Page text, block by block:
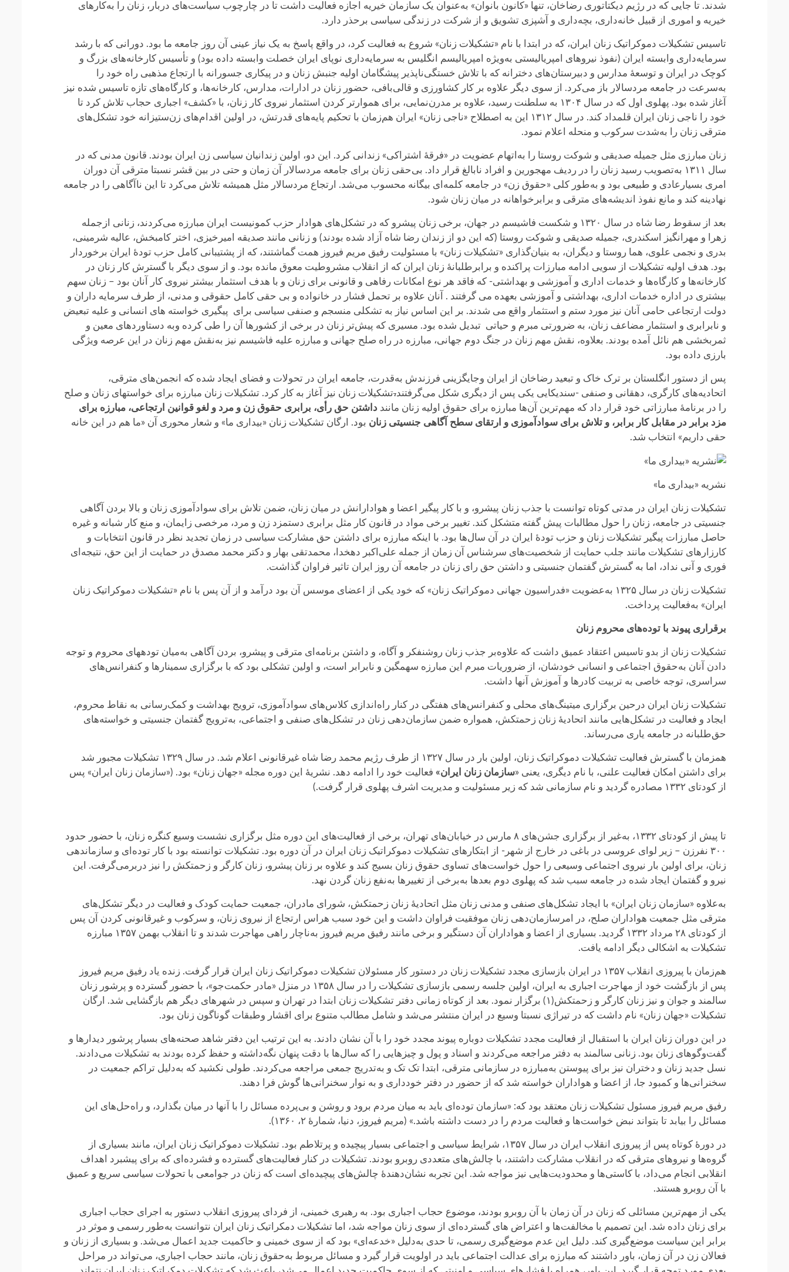
شدند. تا جایی که در رژیم دیکتاتوری رضاخان، تنها «کانون بانوان» به‌عنوان یک سازمان خیریه اجازه فعالیت داشت تا در چارچوب سیاست‌های دربار، زنان را به‌کارهای
خیریه و اموری از قبیل خانه‌داری، بچه‌داری و آشپزی تشویق و از شرکت در زندگی سیاسی برحذر دارد.
تاسیس تشکیلات دموکراتیک زنان ایران، که در ابتدا با نام «تشکیلات زنان» شروع به فعالیت کرد، در واقع پاسخ به یک نیاز عینی آن روز جامعه ما بود. دورانی که با رشد
سرمایه‌داری وابسته ایران (نفوذ نیروهای امپریالیستی به‌ویژه امپریالیسم انگلیس به سرمایه‌داری نوپای ایران خصلت وابسته داده بود) و تأسیس کارخانه‌های بزرگ و
کوچک در ایران و توسعهٔ مدارس و دبیرستان‌های دخترانه که با تلاش خستگی‌ناپذیر پیشگامان اولیه جنبش زنان و در پیکاری جسورانه با ارتجاع مذهبی راه خود را
به‌سرعت در جامعه مردسالار باز می‌کرد. از سوی دیگر علاوه بر کار کشاورزی و قالی‌‌بافی، حضور زنان در ادارات، مدارس، کارخانه‌ها، و کارگاه‌های تازه‌ تاسیس شده نیز
آغاز شده بود. پهلوی اول که در سال ۱۳۰۴ به سلطنت رسید، علاوه بر مدرن‌نمایی، برای هموارتر کردن استثمار نیروی کار زنان، با «کشف» اجباری حجاب تلاش کرد تا
خود را ناجی زنان ایران قلمداد کند. در سال ۱۳۱۲ این به اصطلاح
«ناجی زنان» ایران هم‌زمان با تحکیم پایه‌های قدرتش، در اولین اقدام‌های زن‌ستیزانه خود تشکل‌های
مترقی زنان را به‌شدت سرکوب و منحله اعلام نمود.
زنان مبارزی مثل جمیله صدیقی و شوکت روستا را به‌اتهام عضویت در «فرقهٔ اشتراکی» زندانی کرد. این دو، اولین زندانیان سیاسی زن ایران بودند. قانون مدنی که در
سال ۱۳۱۱ به‌تصویب رسید زنان را در ردیف مهجورین و افراد نابالغ قرار داد. بی‌حقی زنان برای جامعه مردسالار آن زمان و حتی در بین قشر نسبتا مترقی آن دوران
امری بسیارعادی و طبیعی بود و به‌طور کلی «حقوق زن» در جامعه کلمه‌ای بیگانه محسوب می‌شد. ارتجاع مردسالار مثل همیشه تلاش می‌کرد تا این ناآگاهی را در جامعه
نهادینه کند و مانع نفوذ اندیشه‌های مترقی و برابرخواهانه در میان زنان شود.
بعد از سقوط رضا شاه در سال ۱۳۲۰ و شکست فاشیسم در جهان، برخی زنان پیشرو که در تشکل‌های هوادار حزب کمونیست ایران مبارزه می‌کردند، زنانی ازجمله
زهرا و مهرانگیز اسکندری، جمیله صدیقی و شوکت روستا (که این دو از زندان رضا شاه آزاد شده بودند) و زنانی مانند صدیقه امیرخیزی، اختر کامبخش، عالیه شرمینی،
بدری و نجمی علوی، هما روستا و دیگران، به بنیان‌گذاری «تشکیلات زنان» با مسئولیت رفیق مریم فیروز همت گماشتند، که از پشتیبانی کامل حزب تودهٔ ایران برخوردار
بود. هدف اولیه تشکیلات از سویی ادامه مبارزات پراکنده و برابرطلبانهٔ زنان ایران که از انقلاب مشروطیت معوق مانده بود. و از سوی دیگر با گسترش کار زنان در
کارخانه‌ها و کارگاه‌ها و خدمات اداری و آموزشی و بهداشتی- که فاقد هر نوع امکانات رفاهی و قانونی برای زنان و با هدف استثمار بیشتر نیروی کار آنان بود – زنان سهم
بیشتری در اداره خدمات اداری، بهداشتی و آموزشی بعهده می گرفتند . آنان علاوه بر تحمل فشار در خانواده و بی حقی کامل حقوقی و مدنی، از طرف سرمایه داران و
دولت ارتجاعی حامی آنان نیز مورد ستم و استثمار واقع می شدند. بر این اساس نیاز به تشکلی منسجم و صنفی سیاسی برای پیگیری خواسته های انسانی و علیه تبعیض
و نابرابری و استثمار مضاعف زنان، به ضرورتی مبرم و حیاتی تبدیل شده بود. مسیری که پیش‌تر زنان در برخی از کشورها آن را طی کرده وبه دستاوردهای معین و
ثمربخشی هم نائل آمده بودند. بعلاوه، نقش مهم زنان در جنگ دوم جهانی، مبارزه در راه صلح جهانی و مبارزه علیه فاشیسم نیز به‌نقش مهم زنان در این عرصه ویژگی
بارزی داده بود.
پس از دستور انگلستان بر ترک خاک و تبعید رضاخان از ایران وجایگزینی فرزندش به‌قدرت، جامعه ایران در تحولات و فضای ایجاد شده که انجمن‌های مترقی،
اتحادیه‌های کارگری، دهقانی و صنفی -سندیکایی یکی پس از دیگری شکل می‌گرفتند،تشکیلات زنان نیز آغاز به کار کرد. تشکیلات زنان مبارزه برای خواست‏های زنان و صلح
را در برنامهٔ مبارزاتی خود قرار داد که مهم‌ترین آن‌ها مبارزه برای حقوق اولیه زنان مانند داشتن حق رأی، برابری حقوق زن و مرد و لغو قوانین ارتجاعی، مبارزه برای
مزد برابر در مقابل کار برابر، و تلاش برای سوادآموزی و ارتقای سطح آگاهی جنسیتی زنان بود. ارگان تشکیلات زنان «بیداری ما» و شعار محوری آن «ما هم در این خانه
حقی داریم» انتخاب شد.
نشریه «بیداری ما»
تشکیلات زنان ایران در مدتی کوتاه توانست با جذب زنان پیشرو، و با کار پیگیر اعضا و هوادارانش در میان زنان، ضمن تلاش برای سوادآموزی زنان و بالا بردن آگاهی
جنسیتی در جامعه، زنان را حول مطالبات پیش گفته متشکل کند. تغییر برخی مواد در قانون کار مثل برابری دستمزد زن و مرد، مرخصی زایمان، و منع کار شبانه و غیره
حاصل مبارزات پیگیر تشکیلات زنان و حزب تودهٔ ایران در آن سال‌ها بود. با اینکه مبارزه برای داشتن حق مشارکت سیاسی در زمان تجدید نظر در قانون انتخابات و
کارزارهای تشکیلات مانند جلب حمایت از شخصیت‌های سرشناس آن زمان از جمله علی‌اکبر دهخدا، محمدتقی بهار و دکتر محمد مصدق در حمایت از این حق، نتیجه‌ای
فوری و آنی نداد، اما به گسترش گفتمان جنسیتی و داشتن حق رای زنان در جامعه آن روز ایران تاثیر فراوان گذاشت.
تشکیلات زنان در سال ۱۳۲۵ به‌عضویت «فدراسیون جهانی دموکراتیک زنان» که خود یکی از اعضای موسس آن بود درآمد و از آن پس با نام «تشکیلات دموکراتیک زنان
ایران» به‌فعالیت پرداخت.
برقراری پیوند با توده‌های محروم زنان
تشکیلات زنان از بدو تاسیس اعتقاد عمیق داشت که علاوه‌بر جذب زنان روشنفکر و آگاه، و داشتن برنامه‌ای مترقی و پیشرو، بردن آگاهی به‌میان توده‏های محروم و توجه
دادن آنان به‌حقوق اجتماعی و انسانی خودشان، از ضروریات مبرم این مبارزه سهمگین و نابرابر است، و اولین تشکلی بود که با برگزاری سمینارها و کنفرانس‌های
سراسری، توجه خاصی به تربیت کادرها و آموزش آنها داشت.
تشکیلات زنان ایران درحین برگزاری میتینگ‌های محلی و کنفرانس‌های هفتگی در کنار راه‌اندازی کلاس‌های سوادآموزی، ترویج بهداشت و کمک‌رسانی به نقاط محروم،
ایجاد و فعالیت در تشکل‌هایی مانند اتحادیهٔ زنان زحمتکش، همواره ضمن سازمان‌دهی زنان در تشکل‌های صنفی و اجتماعی، به‌ترویج گفتمان جنسیتی و خواسته‌های
حق‌طلبانه در جامعه یاری می‌رساند.
همزمان با گسترش فعالیت تشکیلات دموکراتیک زنان، اولین بار در سال ۱۳۲۷ از طرف رژیم محمد رضا شاه غیرقانونی اعلام شد. در سال ۱۳۲۹ تشکیلات مجبور شد
برای داشتن امکان فعالیت علنی، با نام دیگری، یعنی «سازمان زنان ایران» فعالیت خود را ادامه دهد. نشریهٔ این دوره مجله «جهان زنان» بود. («سازمان زنان ایران» پس
از کودتای ۱۳۳۲ مصادره گردید و نام سازمانی شد که زیر مسئولیت و مدیریت اشرف پهلوی قرار گرفت.)
تا پیش از کودتای ۱۳۳۲، به‌غیر از برگزاری جشن‌های ۸ مارس در خیابان‌های تهران، برخی از فعالیت‌های این دوره مثل برگزاری نشست وسیع کنگره زنان، با حضور حدود
۳۰۰ نفرزن – زیر لوای عروسی در باغی در خارج از شهر- از ابتکارهای تشکیلات دموکراتیک زنان ایران در آن دوره بود. تشکیلات توانسته بود با کار توده‌ای و سازماندهی
زنان، برای اولین بار نیروی اجتماعی وسیعی را حول خواست‌های تساوی حقوق زنان بسیج کند و علاوه بر زنان پیشرو، زنان کارگر و زحمتکش را نیز دربرمی‌گرفت. این
نیرو و گفتمان ایجاد شده در جامعه سبب شد که پهلوی دوم بعدها به‌برخی از تغییرها به‌نفع زنان گردن نهد.
به‌علاوه «سازمان زنان ایران» با ایجاد تشکل‌های صنفی و مدنی زنان مثل اتحادیهٔ زنان زحمتکش، شورای مادران، جمعیت حمایت کودک و فعالیت در دیگر تشکل‌های
مترقی مثل جمعیت هواداران صلح، در امرسازمان‌دهی زنان موفقیت فراوان داشت و این خود سبب هراس ارتجاع از نیروی زنان، و سرکوب و غیرقانونی کردن آن پس
از کودتای ۲۸ مرداد ۱۳۳۲ گردید. بسیاری از اعضا و هواداران آن دستگیر و برخی مانند رفیق مریم فیروز به‌ناچار راهی مهاجرت شدند و تا انقلاب بهمن ۱۳۵۷ مبارزه
تشکیلات به اشکالی دیگر ادامه یافت.
هم‌زمان با پیروزی انقلاب ۱۳۵۷ در ایران بازسازی مجدد تشکیلات زنان در دستور کار مسئولان تشکیلات دموکراتیک زنان ایران قرار گرفت. زنده یاد رفیق مریم فیروز
پس از بازگشت خود از مهاجرت اجباری به ایران، اولین جلسه رسمی بازسازی تشکیلات را در سال ۱۳۵۸ در منزل «مادر حکمت‌جو»، با حضور گسترده و پرشور زنان
سالمند و جوان و نیز زنان کارگر و زحمتکش(۱) برگزار نمود. بعد از کوتاه زمانی دفتر تشکیلات زنان ابتدا در تهران و سپس در شهرهای دیگر هم بازگشایی شد. ارگان
تشکیلات «جهان زنان» نام داشت که در تیراژی نسبتا وسیع در ایران منتشر می‌شد و شامل مطالب متنوع برای اقشار وطبقات گوناگون زنان بود.
در این دوران زنان ایران با استقبال از فعالیت مجدد تشکیلات دوباره پیوند مجدد خود را با آن نشان دادند. به این ترتیب این دفتر شاهد صحنه‌های بسیار پرشور دیدارها و
گفت‌وگوهای زنان بود. زنانی سالمند به دفتر مراجعه می‌کردند و اسناد و پول و چیزهایی را که سال‌ها با دقت پنهان نگه‌داشته و حفظ کرده بودند به تشکیلات می‌دادند.
نسل جدید زنان و دختران نیز برای پیوستن به‌مبارزه در سازمانی مترقی، ابتدا تک تک و به‌تدریج جمعی مراجعه می‌کردند. طولی نکشید که به‌‌دلیل تراکم جمعیت در
سخنرانی‌ها و کمبود جا، از اعضا و هواداران خواسته شد که از حضور در دفتر خودداری و به نوار سخنرانی‌ها گوش فرا دهند.
رفیق مریم فیروز مسئول تشکیلات زنان معتقد بود که: «سازمان توده‌ای باید به میان مردم برود و روشن و بی‌پرده مسائل را با آنها در میان بگذارد، و راه‌حل‌های این
مسائل را بیابد تا بتواند نبض خواست‌ها و فعالیت مردم را در دست داشته باشد.» (مریم فیروز، دنیا، شمارهٔ ۲، ۱۳۶۰).
در دورهٔ کوتاه پس از پیروزی انقلاب ایران در سال ۱۳۵۷، شرایط سیاسی و اجتماعی بسیار پیچیده و پرتلاطم بود. تشکیلات دموکراتیک زنان ایران، مانند بسیاری از
گروه‌ها و نیروهای مترقی که در انقلاب مشارکت داشتند، با چالش‌های متعددی روبرو بودند. تشکیلات در کنار فعالیت‌های گسترده و فشرده‌ای که برای پیشبرد اهداف
انقلابی انجام می‌داد، با کاستی‌ها و محدودیت‌هایی نیز مواجه شد. این تجربه نشان‌دهندهٔ چالش‌های پیچیده‌ای است که زنان در جوامعی با تحولات سیاسی سریع و عمیق
با آن روبرو هستند.
یکی از مهم‌ترین مسائلی که زنان در آن زمان با آن روبرو بودند، موضوع حجاب اجباری بود. به رهبری خمینی، از فردای پیروزی انقلاب دستور به اجرای حجاب اجباری
برای زنان داده شد. این تصمیم با مخالفت‌ها و اعتراض های گسترده‌ای از سوی زنان مواجه شد، اما تشکیلات دمکراتیک زنان ایران نتوانست به‌طور رسمی و موثر در
برابر این سیاست موضع‌گیری کند. دلیل این عدم موضع‌گیری رسمی، تا حدی به‌دلیل «خدعه‌ای» بود که از سوی خمینی و حاکمیت جدید اعمال می‌شد. و بسیاری از زنان و
فعالان زن در آن زمان، باور داشتند که مبارزه برای عدالت اجتماعی باید در اولویت قرار گیرد و مسائل مربوط به‌حقوق زنان، مانند حجاب اجباری، می‌تواند در مراحل